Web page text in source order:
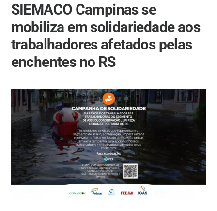
SIEMACO Campinas se
mobiliza em solidariedade aos
trabalhadores afetados pelas
enchentes no RS